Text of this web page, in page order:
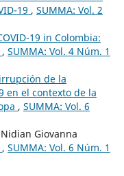
19 , SUMMA: Vol. 2
19 in Colombia:
, SUMMA: Vol. 4 Núm. 1
de la
en el contexto de la
, SUMMA: Vol. 6
Giovanna
, SUMMA: Vol. 6 Núm. 1